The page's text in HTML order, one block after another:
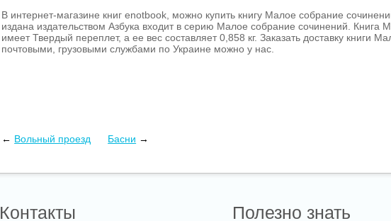
В интернет-магазине книг enotbook, можно купить книгу Малое собрание
издана издательством Азбука входит в серию Малое собрание сочинений. Книга
имеет Твердый переплет, а ее вес составляет 0,858 кг. Заказать доставку книги
почтовыми, грузовыми службами по Украине можно у нас.
← Вольный проезд Басни →
Контакты Полезно знать